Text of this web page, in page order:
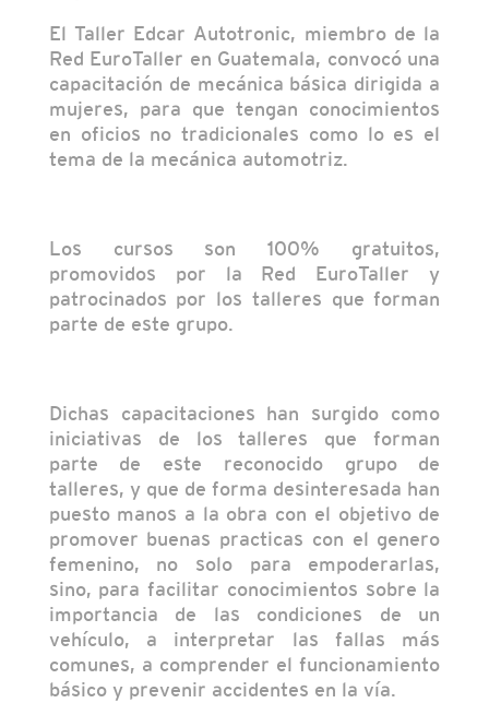
El Taller Edcar Autotronic, miembro de la
Red EuroTaller en Guatemala, convocó una
capacitación de mecánica básica dirigida a
mujeres, para que tengan conocimientos
en oficios no tradicionales como lo es el
tema de la mecánica automotriz.
Los cursos son 100% gratuitos,
promovidos por la Red EuroTaller y
patrocinados por los talleres que forman
parte de este grupo.
Dichas capacitaciones han surgido como
iniciativas de los talleres que forman
parte de este reconocido grupo de
talleres, y que de forma desinteresada han
puesto manos a la obra con el objetivo de
promover buenas practicas con el genero
femenino, no solo para empoderarlas,
sino, para facilitar conocimientos sobre la
importancia de las condiciones de un
vehículo, a interpretar las fallas más
comunes, a comprender el funcionamiento
básico y prevenir accidentes en la vía.